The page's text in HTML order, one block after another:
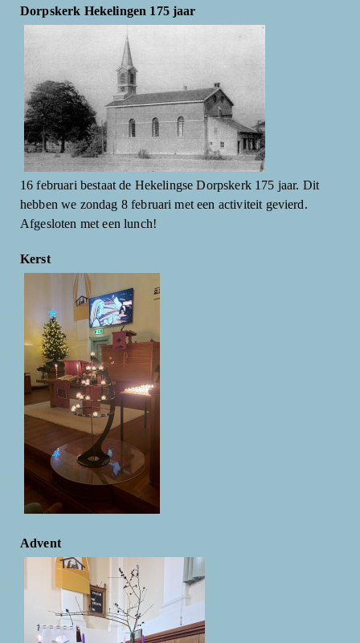
Dorpskerk Hekelingen 175 jaar
16 februari bestaat de Hekelingse Dorpskerk 175 jaar. Dit
hebben we zondag 8 februari met een activiteit gevierd.
Afgesloten met een lunch!
Kerst
Advent